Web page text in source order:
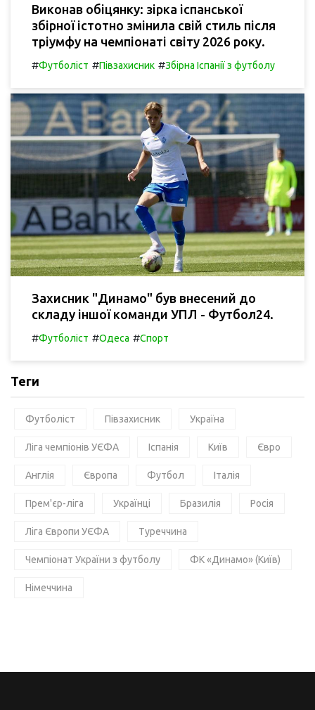
Виконав обіцянку: зірка іспанської
збірної істотно змінила свій стиль після
тріумфу на чемпіонаті світу 2026 року.
#Футболіст #Півзахисник #Збірна Іспанії з футболу
Захисник "Динамо" був внесений до
складу іншої команди УПЛ - Футбол24.
#Футболіст #Одеса #Спорт
Теги
Футболіст Півзахисник Україна
Ліга чемпіонів УЄФА Іспанія Київ Євро
Англія Європа Футбол Італія
Прем'єр-ліга Українці Бразилія Росія
Ліга Європи УЄФА Туреччина
Чемпіонат України з футболу ФК «Динамо» (Київ)
Німеччина